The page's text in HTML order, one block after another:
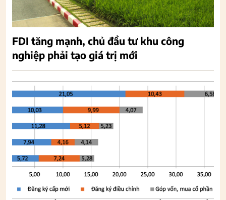
FDI tăng mạnh, chủ đầu tư khu công
nghiệp phải tạo giá trị mới